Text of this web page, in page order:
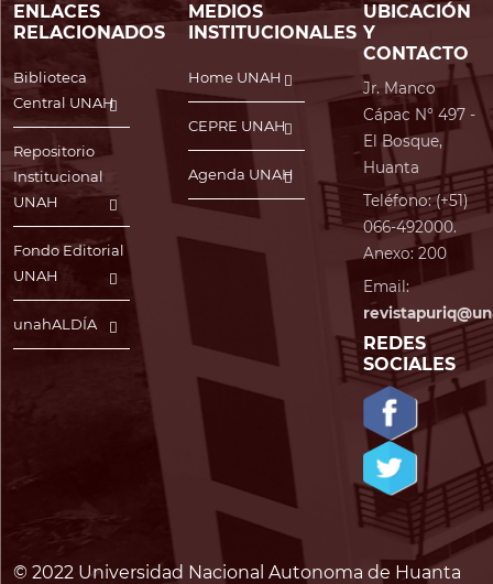
ENLACES
RELACIONADOS
Biblioteca
Central UNAH
Repositorio
Institucional
UNAH
Fondo Editorial
UNAH
unahALDÍA
MEDIOS
INSTITUCIONALES
Home UNAH
CEPRE UNAH
Agenda UNAH
UBICACIÓN
Y
CONTACTO
Jr. Manco
Cápac N° 497 -
El Bosque,
Huanta
Teléfono: (+51)
066-492000.
Anexo: 200
Email:
REDES
SOCIALES
© 2022 Universidad Nacional Autonoma de Huanta